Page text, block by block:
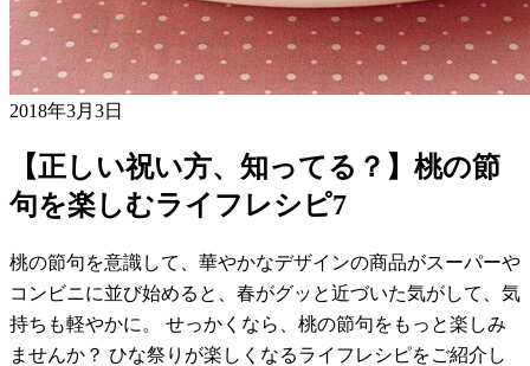
2018年3月3日
【正しい祝い方、知ってる？】桃の節
句を楽しむライフレシピ7
桃の節句を意識して、華やかなデザインの商品がスーパーや
コンビニに並び始めると、春がグッと近づいた気がして、気
持ちも軽やかに。 せっかくなら、桃の節句をもっと楽しみ
ませんか？ ひな祭りが楽しくなるライフレシピをご紹介し